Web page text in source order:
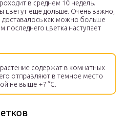
в среднем 10 недель.
цветут еще дольше. Очень важно,
доставалось как можно больше
последнего цветка наступает
содержат в комнатных
отправляют в темное место
не выше +7 °С.